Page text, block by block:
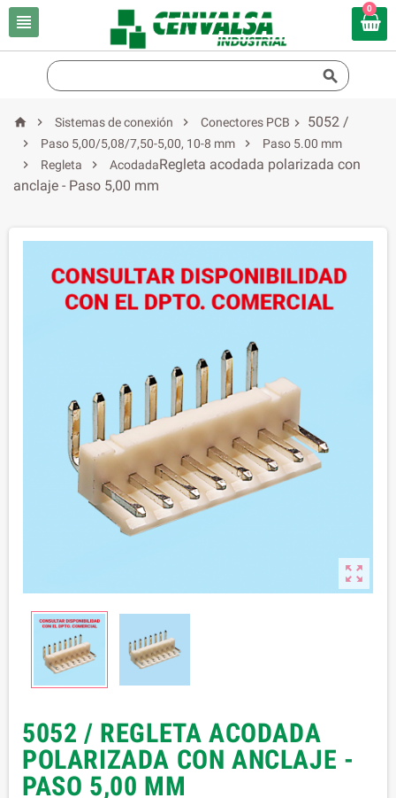

0

  Sistemas de conexión 
Conectores PCB

Paso 5,00/5,08/7,50-5,00, 10-8 mm 
Paso 5.00 mm

Regleta  Acodada
 5052 /
Regleta acodada polarizada con
anclaje - Paso 5,00 mm

5052 / REGLETA ACODADA
POLARIZADA CON ANCLAJE -
PASO 5,00 MM